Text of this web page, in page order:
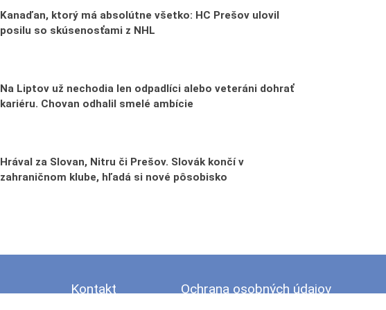
Kanaďan, ktorý má absolútne všetko: HC Prešov ulovil
posilu so skúsenosťami z NHL
Na Liptov už nechodia len odpadlíci alebo veteráni dohrať
kariéru. Chovan odhalil smelé ambície
Hrával za Slovan, Nitru či Prešov. Slovák končí v
zahraničnom klube, hľadá si nové pôsobisko
Kontakt Ochrana osobných údajov